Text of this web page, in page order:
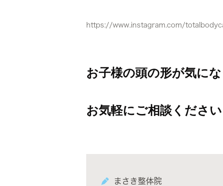
https://www.instagram.com/
お子様の頭の形が気にな
お気軽にご相談くださ
まさき整体院